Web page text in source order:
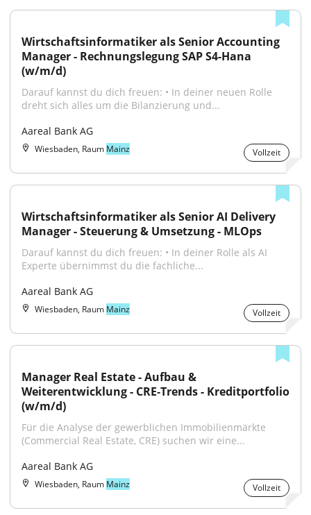
Wirtschaftsinformatiker als Senior Accounting
Manager - Rechnungslegung SAP S4-Hana
(w/m/d)
Darauf kannst du dich freuen: • In deiner neuen Rolle
dreht sich alles um die Bilanzierung und...
Aareal Bank AG
Wiesbaden, Raum Mainz Vollzeit
Wirtschaftsinformatiker als Senior AI Delivery
Manager - Steuerung & Umsetzung - MLOps
Darauf kannst du dich freuen: • In deiner Rolle als AI
Experte übernimmst du die fachliche...
Aareal Bank AG
Wiesbaden, Raum Mainz Vollzeit
Manager Real Estate - Aufbau &
Weiterentwicklung - CRE‑Trends - Kreditportfolio
(w/m/d)
Für die Analyse der gewerblichen Immobilienmärkte
(Commercial Real Estate, CRE) suchen wir eine...
Aareal Bank AG
Wiesbaden, Raum Mainz Vollzeit